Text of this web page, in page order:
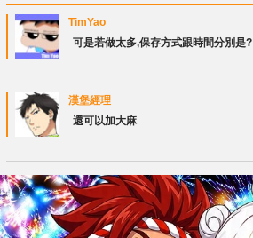
TimYao
可是若做太多,保存方式跟時間分別是?
漢堡經理
還可以加大麻